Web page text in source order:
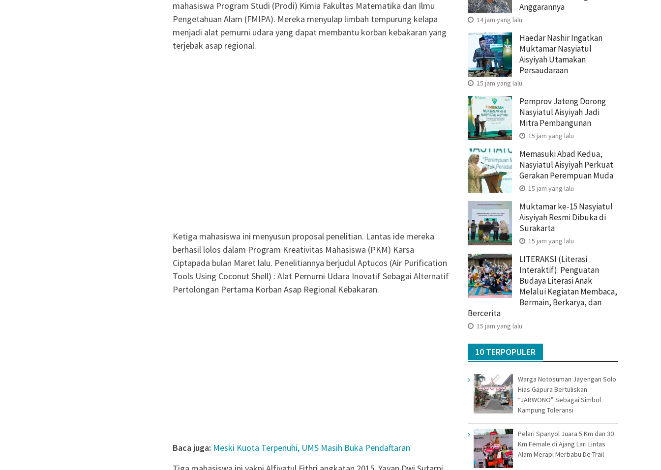
mahasiswa Program Studi (Prodi) Kimia Fakultas Matematika dan Ilmu
Pengetahuan Alam (FMIPA). Mereka menyulap limbah tempurung kelapa
menjadi alat pemurni udara yang dapat membantu korban kebakaran yang
terjebak asap regional.
Ketiga mahasiswa ini menyusun proposal penelitian. Lantas ide mereka
berhasil lolos dalam Program Kreativitas Mahasiswa (PKM) Karsa
Ciptapada bulan Maret lalu. Penelitiannya berjudul Aptucos (Air Purification
Tools Using Coconut Shell) : Alat Pemurni Udara Inovatif Sebagai Alternatif
Pertolongan Pertama Korban Asap Regional Kebakaran.
Baca juga: Meski Kuota Terpenuhi, UMS Masih Buka Pendaftaran
Anggarannya
14 jam yang lalu
Haedar Nashir Ingatkan
Muktamar Nasyiatul
Aisyiyah Utamakan
Persaudaraan
15 jam yang lalu
Pemprov Jateng Dorong
Nasyiatul Aisyiyah Jadi
Mitra Pembangunan
15 jam yang lalu
Memasuki Abad Kedua,
Nasyiatul Aisyiyah Perkuat
Gerakan Perempuan Muda
15 jam yang lalu
Muktamar ke-15 Nasyiatul
Aisyiyah Resmi Dibuka di
Surakarta
15 jam yang lalu
LITERAKSI (Literasi
Interaktif): Penguatan
Budaya Literasi Anak
Melalui Kegiatan Membaca,
Bermain, Berkarya, dan
Bercerita
15 jam yang lalu
10 TERPOPULER
Warga Notosuman Jayengan Solo
Hias Gapura Bertuliskan
“JARWONO” Sebagai Simbol
Kampung Toleransi
Pelari Spanyol Juara 5 Km dan 30
Km Female di Ajang Lari Lintas
Alam Merapi Merbabu De Trail